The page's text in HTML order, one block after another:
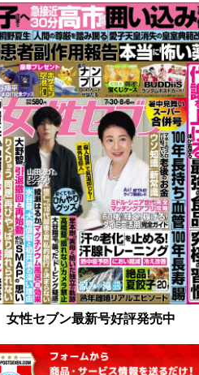
女性セブン最新号好評発売中